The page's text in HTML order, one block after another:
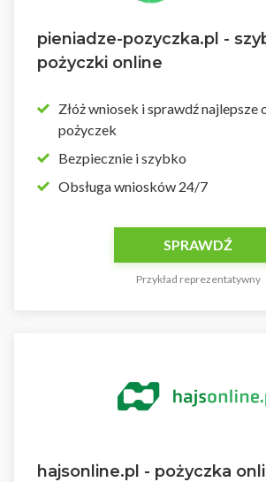
pieniadze-pozyczka.pl -
pożyczki online
Złóż wniosek i sprawdź najlepsze
pożyczek
Bezpiecznie i szybko
Obsługa wniosków 24/7
SPRAWDŹ
Przykład reprezentatywny
hajsonline.pl - pożyczka